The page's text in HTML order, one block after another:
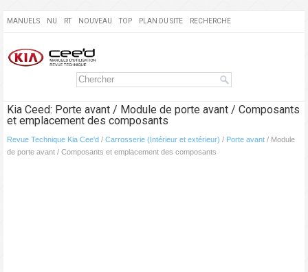
MANUELS NU RT NOUVEAU TOP PLAN DU SITE RECHERCHE
Kia Ceed: Porte avant / Module de porte avant / Composants
et emplacement des composants
Revue Technique Kia Cee'd / Carrosserie (Intérieur et extérieur) / Porte avant / Module
de porte avant / Composants et emplacement des composants